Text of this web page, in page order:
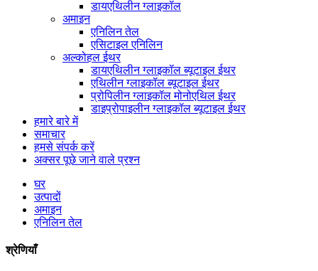
डायएथिलीन ग्लाइकॉल
अमाइन
एनिलिन तेल
एसिटाइल एनिलिन
अल्कोहल ईथर
डायएथिलीन ग्लाइकॉल ब्यूटाइल ईथर
एथिलीन ग्लाइकॉल ब्यूटाइल ईथर
प्रोपिलीन ग्लाइकॉल मोनोएथिल ईथर
डाइप्रोपाइलीन ग्लाइकॉल ब्यूटाइल ईथर
हमारे बारे में
समाचार
हमसे संपर्क करें
अक्सर पूछे जाने वाले प्रश्न
घर
उत्पादों
अमाइन
एनिलिन तेल
श्रेणियाँ